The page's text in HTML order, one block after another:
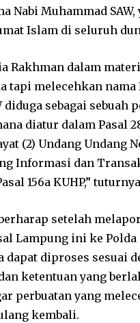
Nabi Muhammad SAW,
Islam di seluruh
Rakhman dalam
tapi melecehkan nama
diduga sebagai sebuah
diatur dalam Pasal
(2) Undang Undang
Informasi dan
156a KUHP,”
setelah
Lampung ini ke Polda
dapat diproses sesuai
ketentuan yang
perbuatan yang
kembali.